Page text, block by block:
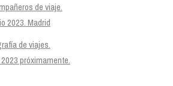
de viaje.
2023. Madrid
de viajes.
próximamente.